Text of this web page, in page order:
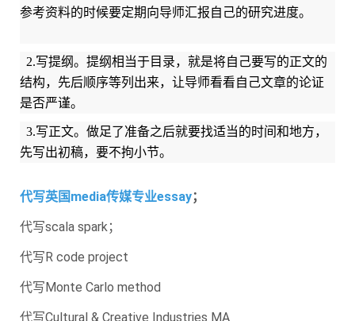
参考资料的时候要定期向导师汇报自己的研究进度。
2.写提纲。提纲相当于目录，就是将自己要写的正文的
结构，先后顺序等列出来，让导师看看自己文章的论证
是否严谨。 ​
3.写正文。做足了准备之后就要找适当的时间和地方，
先写出初稿，要不拘小节。
代写英国media传媒专业essay；
代写scala spark；
代写R code project
代写Monte Carlo method
代写Cultural & Creative Industries MA